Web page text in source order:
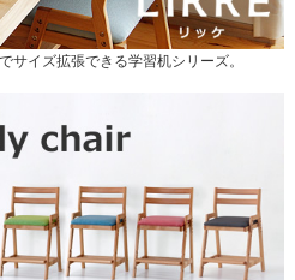
サイズ拡張できる学習机シリーズ。